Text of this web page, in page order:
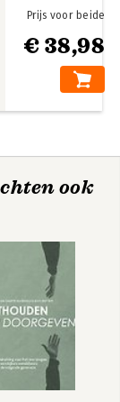
€ 38,98
Prijs voor beide
ook